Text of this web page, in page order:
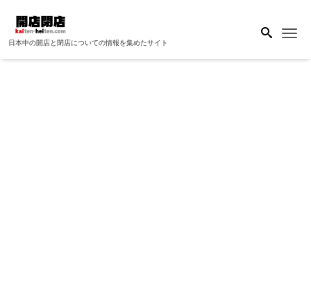
日本中の開店と閉店についての情報を集めたサイト